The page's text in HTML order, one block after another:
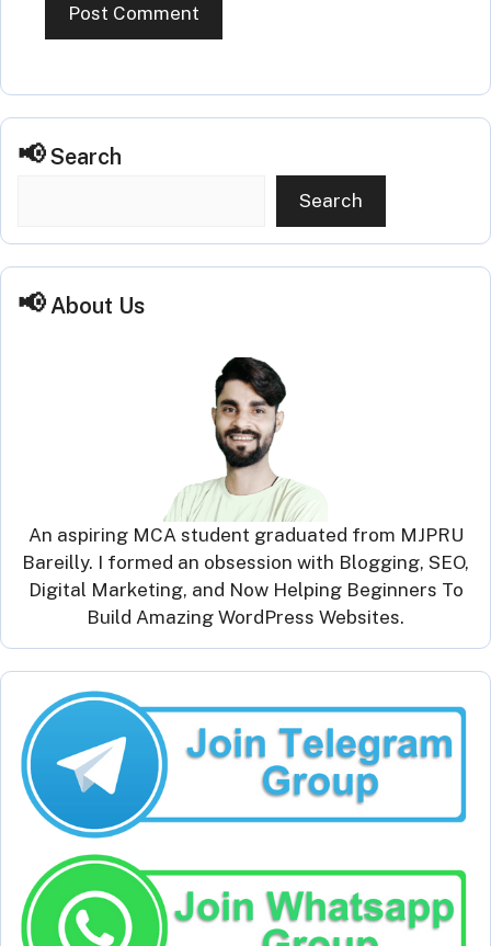
Search
Search
About Us
An aspiring MCA student graduated from MJPRU
Bareilly. I formed an obsession with Blogging, SEO,
Digital Marketing, and Now Helping Beginners To
Build Amazing WordPress Websites.